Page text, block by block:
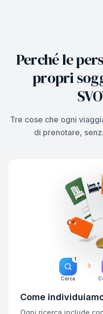
Perché le
propri
Tre cose che ogni
di prenotare,
1
Cerca
Come